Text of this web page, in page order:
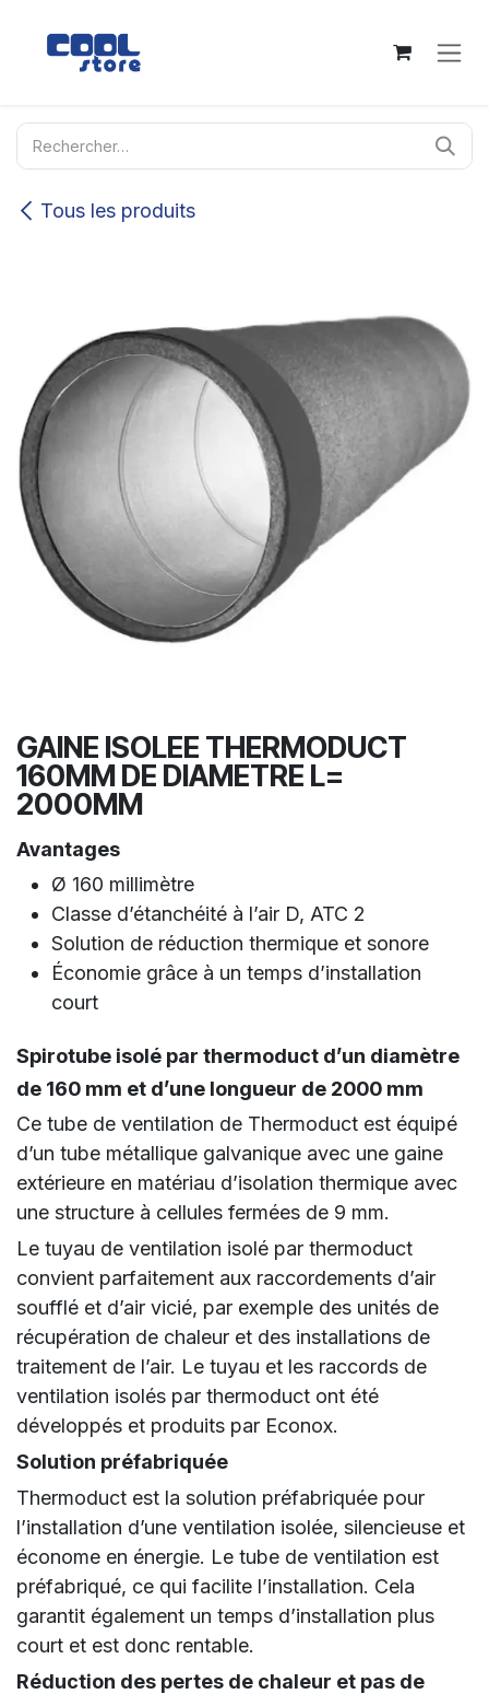
Tous les produits
GAINE ISOLEE THERMODUCT
160MM DE DIAMETRE L=
2000MM
Avantages
Ø 160 millimètre
Classe d’étanchéité à l’air D, ATC 2
Solution de réduction thermique et sonore
Économie grâce à un temps d’installation
court
Spirotube isolé par thermoduct d’un diamètre
de 160 mm et d’une longueur de 2000 mm
Ce tube de ventilation de Thermoduct est équipé
d’un tube métallique galvanique avec une gaine
extérieure en matériau d’isolation thermique avec
une structure à cellules fermées de 9 mm.
Le tuyau de ventilation isolé par thermoduct
convient parfaitement aux raccordements d’air
soufflé et d’air vicié, par exemple des unités de
récupération de chaleur et des installations de
traitement de l’air. Le tuyau et les raccords de
ventilation isolés par thermoduct ont été
développés et produits par Econox.
Solution préfabriquée
Thermoduct est la solution préfabriquée pour
l’installation d’une ventilation isolée, silencieuse et
économe en énergie. Le tube de ventilation est
préfabriqué, ce qui facilite l’installation. Cela
garantit également un temps d’installation plus
court et est donc rentable.
Réduction des pertes de chaleur et pas de